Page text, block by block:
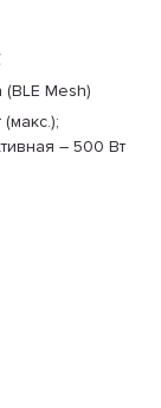
Mesh)
– 500 Вт